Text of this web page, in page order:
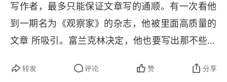
写作者，最多只能保证文章写的通顺。有一次看他
到一期名为《观察家》的杂志，他被里面高质量的
文章 所吸引。富兰克林决定，他也要写出那不些漂
喜欢的几篇文章，然后写下对每个句子简短的描
转发 评论 赞 分享